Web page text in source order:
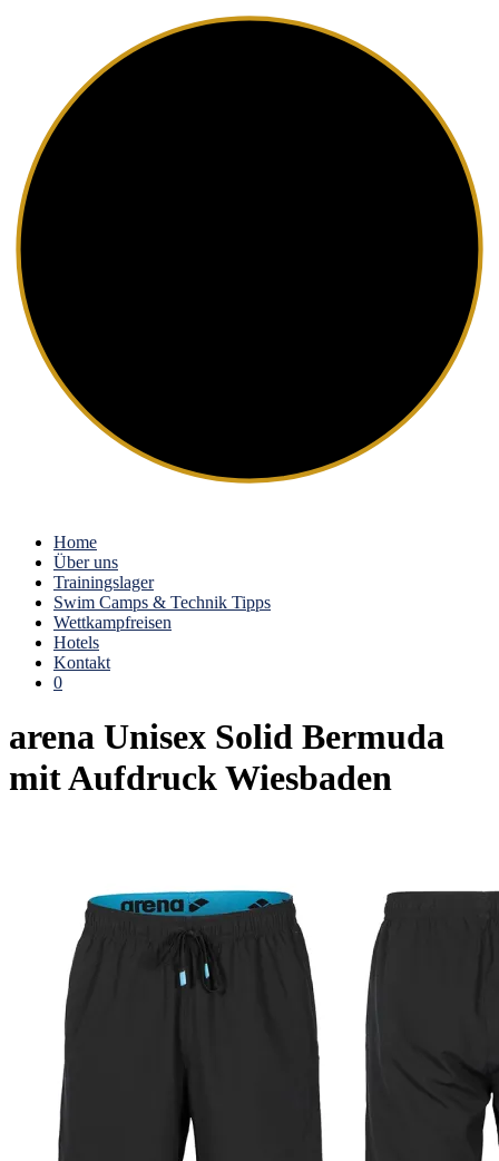
Home
Über uns
Trainingslager
Swim Camps & Technik Tipps
Wettkampfreisen
Hotels
Kontakt
0
arena Unisex Solid Bermuda
mit Aufdruck Wiesbaden